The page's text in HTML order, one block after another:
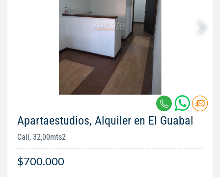
Apartaestudios, Alquiler en El Guabal
Cali, 32,00mts2
$700.000